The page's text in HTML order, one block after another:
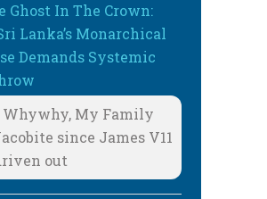
Ghost In The Crown:
Lanka’s Monarchical
Demands Systemic
Whywhy, My Family
since James V11
out